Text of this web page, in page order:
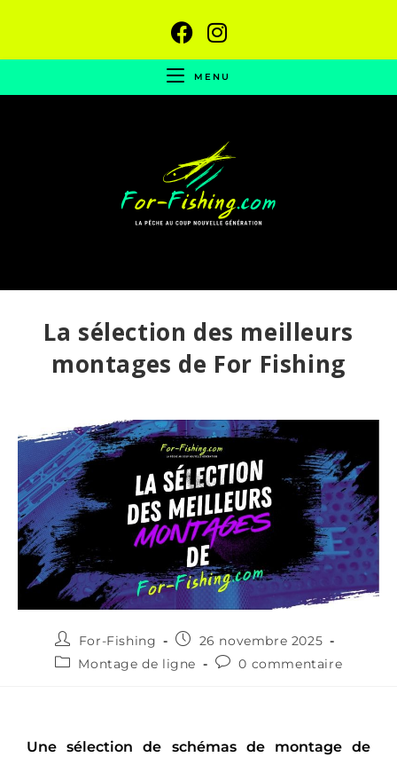
MENU
La sélection des meilleurs
montages de For Fishing
For-Fishing
26 novembre 2025
Montage de ligne
0 commentaire
Une sélection de schémas de montage de